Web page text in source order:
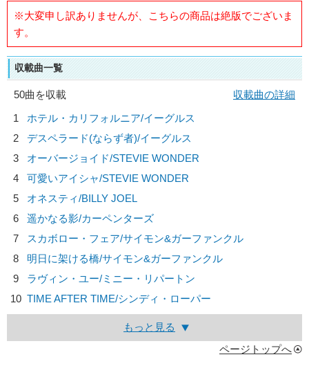
※大変申し訳ありませんが、こちらの商品は絶版でございま
す。
収載曲一覧
50曲を収載
収載曲の詳細
1
ホテル・カリフォルニア/イーグルス
2
デスペラード(ならず者)/イーグルス
3
オーバージョイド/STEVIE WONDER
4
可愛いアイシャ/STEVIE WONDER
5
オネスティ/BILLY JOEL
6
遥かなる影/カーペンターズ
7
スカボロー・フェア/サイモン&ガーファンクル
8
明日に架ける橋/サイモン&ガーファンクル
9
ラヴィン・ユー/ミニー・リパートン
10 TIME AFTER TIME/シンディ・ローパー
もっと見る
ページトップへ